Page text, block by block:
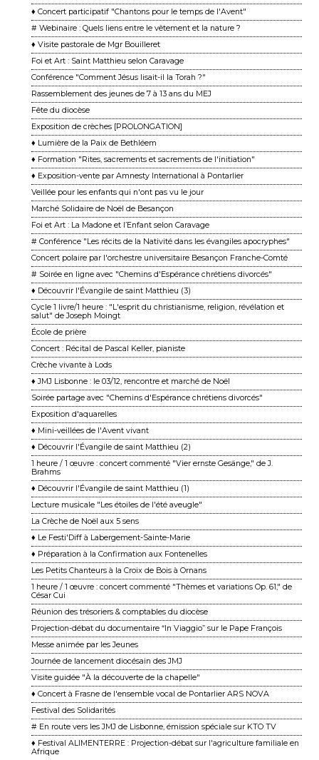
♦ Concert participatif "Chantons pour le temps de l'Avent"
# Webinaire : Quels liens entre le vêtement et la nature ?
♦ Visite pastorale de Mgr Bouilleret
Foi et Art : Saint Matthieu selon Caravage
Conférence "Comment Jésus lisait-il la Torah ?"
Rassemblement des jeunes de 7 à 13 ans du MEJ
Fête du diocèse
Exposition de crèches [PROLONGATION]
♦ Lumière de la Paix de Bethléem
♦ Formation "Rites, sacrements et sacrements de l'initiation"
♦ Exposition-vente par Amnesty International à Pontarlier
Veillée pour les enfants qui n'ont pas vu le jour
Marché Solidaire de Noël de Besançon
Foi et Art : La Madone et l’Enfant selon Caravage
# Conférence "Les récits de la Nativité dans les évangiles apocryphes"
Concert polaire par l'orchestre universitaire Besançon Franche-Comté
# Soirée en ligne avec "Chemins d'Espérance chrétiens divorcés"
♦ Découvrir l'Évangile de saint Matthieu (3)
Cycle 1 livre/1 heure : "L'esprit du christianisme, religion, révélation et
salut" de Joseph Moingt
École de prière
Concert : Récital de Pascal Keller, pianiste
Crèche vivante à Lods
♦ JMJ Lisbonne : le 03/12, rencontre et marché de Noël
Soirée partage avec "Chemins d'Espérance chrétiens divorcés"
Exposition d'aquarelles
♦ Mini-veillées de l'Avent vivant
♦ Découvrir l'Évangile de saint Matthieu (2)
1 heure / 1 œuvre : concert commenté "Vier ernste Gesänge," de J.
Brahms
♦ Découvrir l'Évangile de saint Matthieu (1)
Lecture musicale "Les étoiles de l'été aveugle"
La Crèche de Noël aux 5 sens
♦ Le Festi'Diff à Labergement-Sainte-Marie
♦ Préparation à la Confirmation aux Fontenelles
Les Petits Chanteurs à la Croix de Bois à Ornans
1 heure / 1 œuvre : concert commenté "Thèmes et variations Op. 61," de
César Cui
Réunion des trésoriers & comptables du diocèse
Projection-débat du documentaire “In Viaggio” sur le Pape François
Messe animée par les Jeunes
Journée de lancement diocésain des JMJ
Visite guidée "À la découverte de la chapelle"
♦ Concert à Frasne de l'ensemble vocal de Pontarlier ARS NOVA
Festival des Solidarités
# En route vers les JMJ de Lisbonne, émission spéciale sur KTO TV
♦ Festival ALIMENTERRE : Projection-débat sur l'agriculture familiale en
Afrique